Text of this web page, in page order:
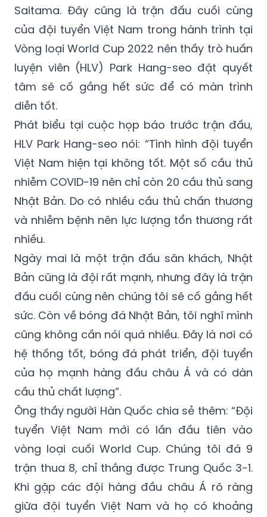
Saitama. Đây cũng là trận đấu cuối cùng
của đội tuyển Việt Nam trong hành trình tại
Vòng loại World Cup 2022 nên thầy trò huấn
luyện viên (HLV) Park Hang-seo đặt quyết
tâm sẽ cố gắng hết sức để có màn trình
diễn tốt.
Phát biểu tại cuộc họp báo trước trận đấu,
HLV Park Hang-seo nói: “Tình hình đội tuyển
Việt Nam hiện tại không tốt. Một số cầu thủ
nhiễm COVID-19 nên chỉ còn 20 cầu thủ sang
Nhật Bản. Do có nhiều cầu thủ chấn thương
và nhiễm bệnh nên lực lượng tổn thương rất
nhiều.
Ngày mai là một trận đấu sân khách, Nhật
Bản cũng là đội rất mạnh, nhưng đây là trận
đấu cuối cùng nên chúng tôi sẽ cố gắng hết
sức. Còn về bóng đá Nhật Bản, tôi nghĩ mình
cũng không cần nói quá nhiều. Đây là nơi có
hệ thống tốt, bóng đá phát triển, đội tuyển
của họ mạnh hàng đầu châu Á và có dàn
cầu thủ chất lượng”.
Ông thầy người Hàn Quốc chia sẻ thêm: “Đội
tuyển Việt Nam mới có lần đầu tiên vào
vòng loại cuối World Cup. Chúng tôi đá 9
trận thua 8, chỉ thắng được Trung Quốc 3-1.
Khi gặp các đội hàng đầu châu Á rõ ràng
giữa đội tuyển Việt Nam và họ có khoảng